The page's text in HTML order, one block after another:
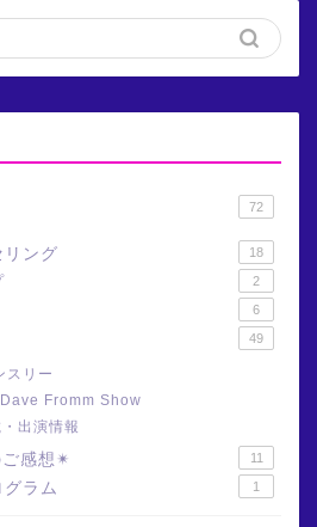
72
リング 18
2
6
49
スリー
Fromm Show
出演情報
感想✴︎ 11
グラム 1